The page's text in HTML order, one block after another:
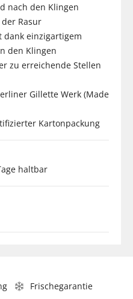
nach den Klingen
Rasur
dank einzigartigem
den Klingen
zu erreichende Stellen
Gillette Werk (Made
Kartonpackung
haltbar
Frischegarantie